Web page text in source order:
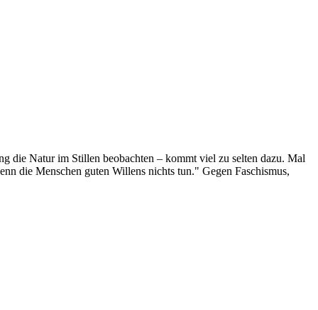
die Natur im Stillen beobachten – kommt viel zu selten dazu. Mal
die Menschen guten Willens nichts tun." Gegen Faschismus,